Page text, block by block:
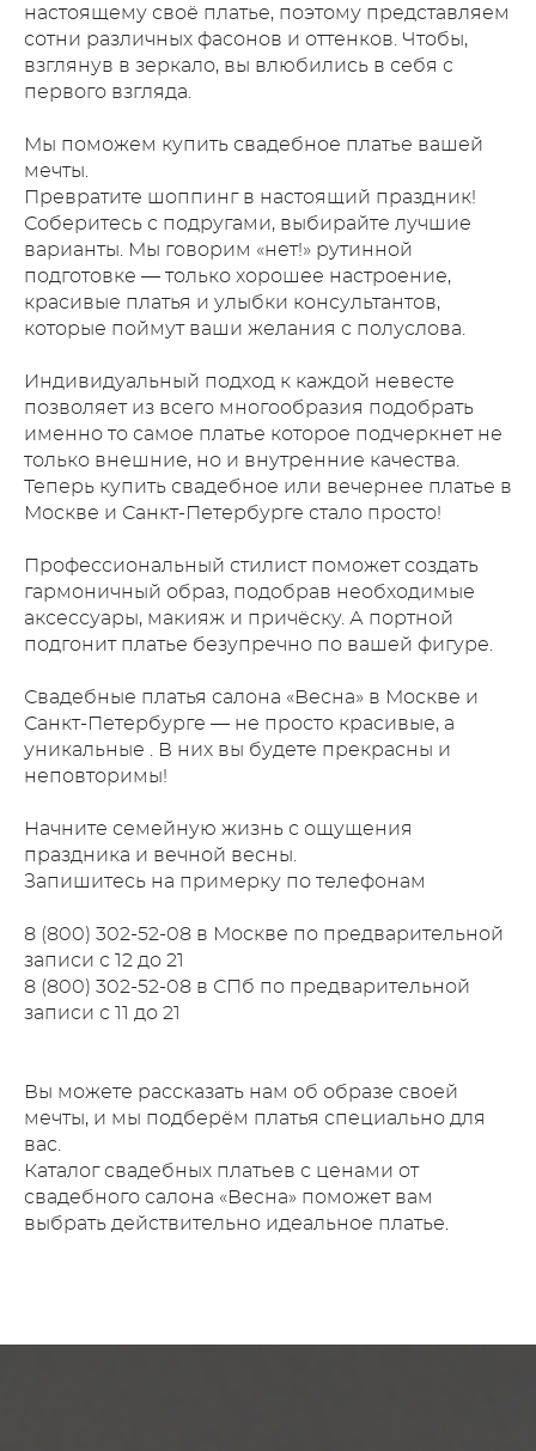
настоящему своё платье, поэтому представляем
сотни различных фасонов и оттенков. Чтобы,
взглянув в зеркало, вы влюбились в себя с
первого взгляда.
Мы поможем купить свадебное платье вашей
мечты.
Превратите шоппинг в настоящий праздник!
Соберитесь с подругами, выбирайте лучшие
варианты. Мы говорим «нет!» рутинной
подготовке — только хорошее настроение,
красивые платья и улыбки консультантов,
которые поймут ваши желания с полуслова.
Индивидуальный подход к каждой невесте
позволяет из всего многообразия подобрать
именно то самое платье которое подчеркнет не
только внешние, но и внутренние качества.
Теперь купить свадебное или вечернее платье в
Москве и Санкт-Петербурге стало просто!
Профессиональный стилист поможет создать
гармоничный образ, подобрав необходимые
аксессуары, макияж и причёску. А портной
подгонит платье безупречно по вашей фигуре.
Свадебные платья салона «Весна» в Москве и
Санкт-Петербурге — не просто красивые, а
уникальные . В них вы будете прекрасны и
неповторимы!
Начните семейную жизнь с ощущения
праздника и вечной весны.
Запишитесь на примерку по телефонам
8 (800) 302-52-08 в Москве по предварительной
записи с 12 до 21
8 (800) 302-52-08 в СПб по предварительной
записи с 11 до 21
Вы можете рассказать нам об образе своей
мечты, и мы подберём платья специально для
вас.
Каталог свадебных платьев с ценами от
свадебного салона «Весна» поможет вам
выбрать действительно идеальное платье